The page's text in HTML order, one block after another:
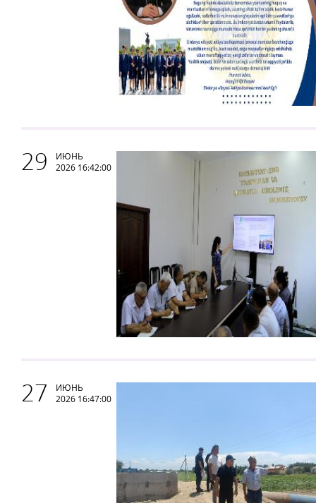
29
ИЮНЬ
2026 16:42:00
27
ИЮНЬ
2026 16:47:00